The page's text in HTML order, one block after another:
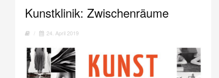
Kunstklinik: Zwischenräume
/ 24. April 2019